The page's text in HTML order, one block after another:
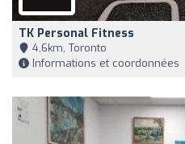
TK Personal Fitness
4,6km, Toronto
Informations et coordonnées